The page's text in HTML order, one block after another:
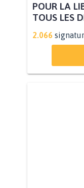
POUR LA
TOUS LES
2.066